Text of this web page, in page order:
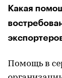
Какая
Помощь в